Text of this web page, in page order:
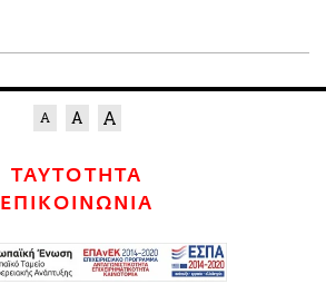
ΤΑΥΤΟΤΗΤΑ
ΕΠΙΚΟΙΝΩΝΙΑ